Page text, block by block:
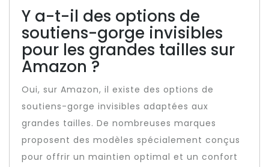
Y a-t-il des options de
soutiens-gorge invisibles
pour les grandes tailles sur
Amazon ?
Oui, sur Amazon, il existe des options de
soutiens-gorge invisibles adaptées aux
grandes tailles. De nombreuses marques
proposent des modèles spécialement conçus
pour offrir un maintien optimal et un confort